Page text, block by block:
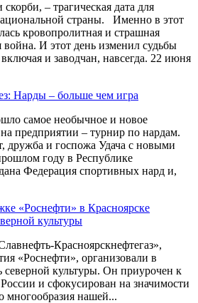
– трагическая дата для
страны. Именно в этот
кровопролитная и страшная
война. И этот день изменил судьбы
и заводчан, навсегда. 22 июня
Нарды – больше чем игра
самое необычное и новое
предприятии – турнир по нардам.
дружба и госпожа Удача с новыми
году в Республике
Федерация спортивных нард и,
«Роснефти» в Красноярске
культуры
Красноярскнефтегаз»,
«Роснефти», организовали в
северной культуры. Он приурочен к
и сфокусирован на значимости
многообразия нашей...